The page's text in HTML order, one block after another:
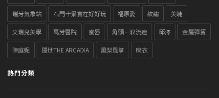
瑞芳氣象站 石門十景實在好好玩 福原愛 紋繡 美睫
艾瑞兒美學 萬芳醫院 蜜唇 角頭－浪流連 邱澤 金屬彈簧
陳庭妮 隱世THE ARCADIA 風梨風箏 麻衣
熱門分類